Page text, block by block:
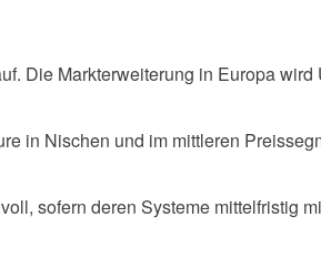
Die Markterweiterung in Europa wird
in Nischen und im mittleren
sofern deren Systeme mittelfristig